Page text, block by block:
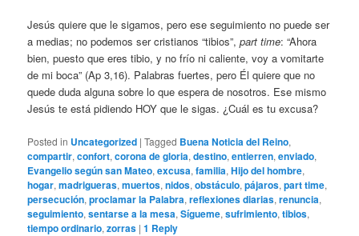
Jesús quiere que le sigamos, pero ese seguimiento no puede ser
a medias; no podemos ser cristianos “tibios”,part time: “Ahora
bien, puesto que eres tibio, y no frío ni caliente, voy a vomitarte
de mi boca” (Ap 3,16). Palabras fuertes, pero Él quiere que no
quede duda alguna sobre lo que espera de nosotros. Ese mismo
Jesús te está pidiendo HOY que le sigas. ¿Cuál es tu excusa?
Posted in Uncategorized |Tagged Buena Noticia del Reino,
compartir,confort,corona de gloria,destino,entierren,enviado,
Evangelio según san Mateo,excusa,familia,Hijo del hombre,
hogar,madrigueras,muertos,nidos,obstáculo,pájaros,part time,
persecución,proclamar la Palabra,reflexiones diarias,renuncia,
seguimiento,sentarse a la mesa,Sígueme,sufrimiento,tibios,
tiempo ordinario,zorras |1 Reply